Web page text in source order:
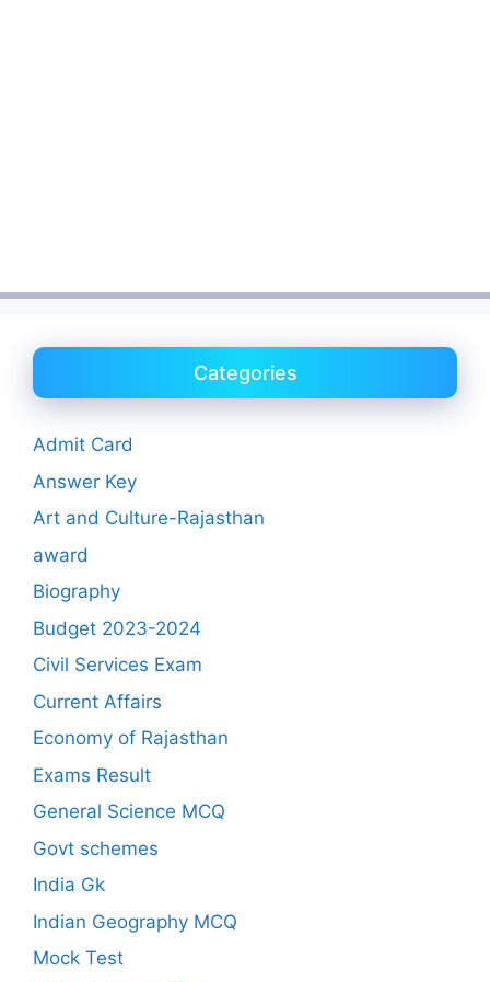
Categories
Admit Card
Answer Key
Art and Culture-Rajasthan
award
Biography
Budget 2023-2024
Civil Services Exam
Current Affairs
Economy of Rajasthan
Exams Result
General Science MCQ
Govt schemes
India Gk
Indian Geography MCQ
Mock Test